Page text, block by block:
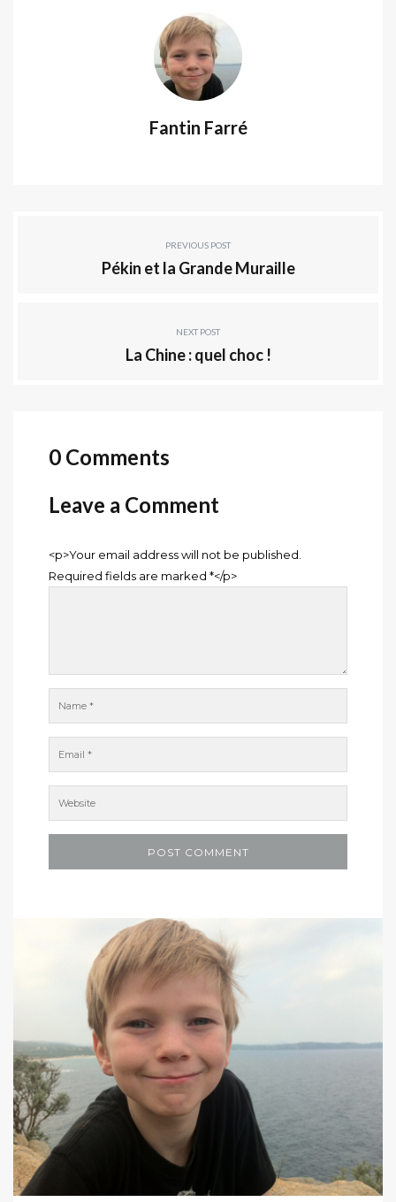
Fantin Farré
PREVIOUS POST
Pékin et la Grande Muraille
NEXT POST
La Chine : quel choc !
0 Comments
Leave a Comment
<p>Your email address will not be published.
Required fields are marked *</p>